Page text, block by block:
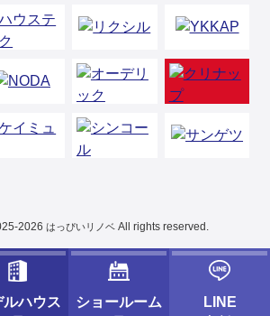
2026 はっぴいリノベ All rights reserved.
ルハウス
ショールーム
LINE